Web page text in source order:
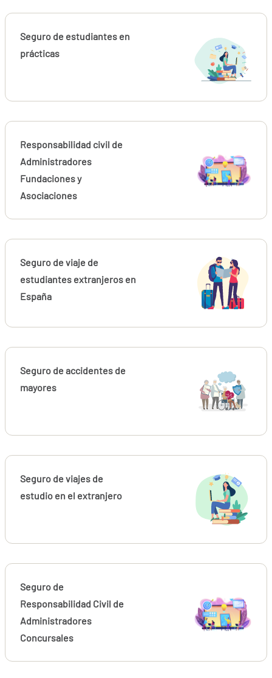
Seguro de estudiantes en
prácticas
Responsabilidad civil de
Administradores
Fundaciones y
Asociaciones
Seguro de viaje de
estudiantes extranjeros en
España
Seguro de accidentes de
mayores
Seguro de viajes de
estudio en el extranjero
Seguro de
Responsabilidad Civil de
Administradores
Concursales